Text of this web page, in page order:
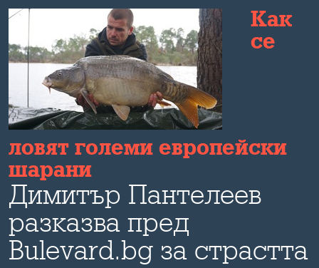
Как
се
ловят големи европейски
шарани
Димитър Пантeлеев
разказва пред
Bulevard.bg за страстта